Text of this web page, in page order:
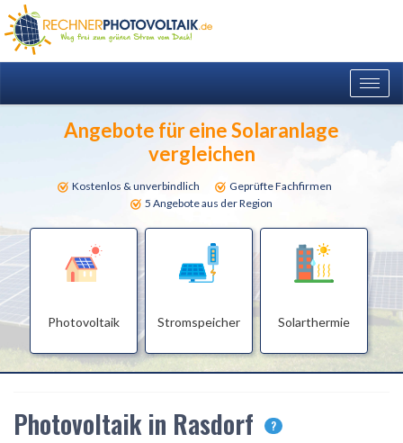
Angebote für eine Solaranlage
vergleichen
Kostenlos & unverbindlich
Geprüfte Fachfirmen
5 Angebote aus der Region
Photovoltaik Stromspeicher Solarthermie
Photovoltaik in Rasdorf ?